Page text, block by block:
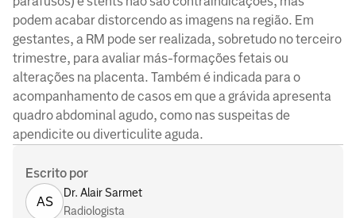
podem acabar distorcendo as imagens na região. Em
gestantes, a RM pode ser realizada, sobretudo no terceiro
trimestre, para avaliar más-formações fetais ou
alterações na placenta. Também é indicada para o
acompanhamento de casos em que a grávida apresenta
quadro abdominal agudo, como nas suspeitas de
apendicite ou diverticulite aguda.
Escrito por
AS
Dr. Alair Sarmet
Radiologista